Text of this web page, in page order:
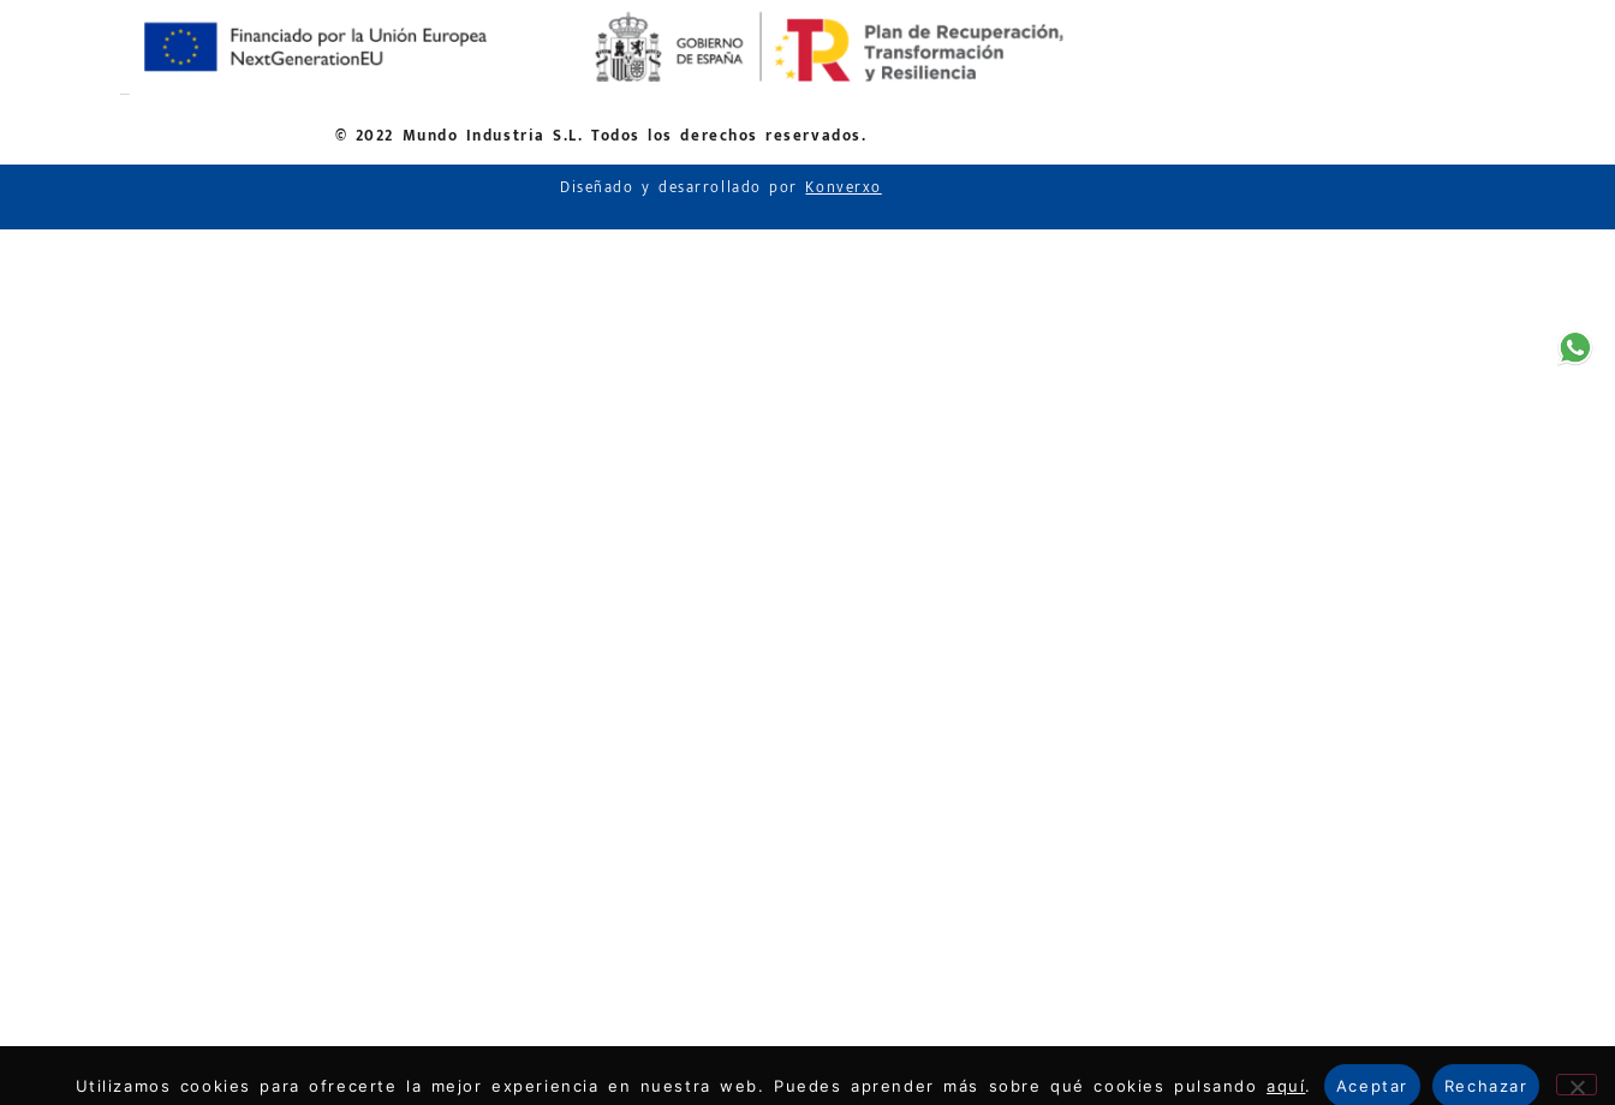
© 2022 Mundo Industria S.L. Todos los derechos reservados.
Diseñado y desarrollado porKonverxo
Utilizamos cookies para ofrecerte la mejor experiencia en nuestra web. Puedes aprender más sobre qué cookies pulsandoaquí. Aceptar Rechazar